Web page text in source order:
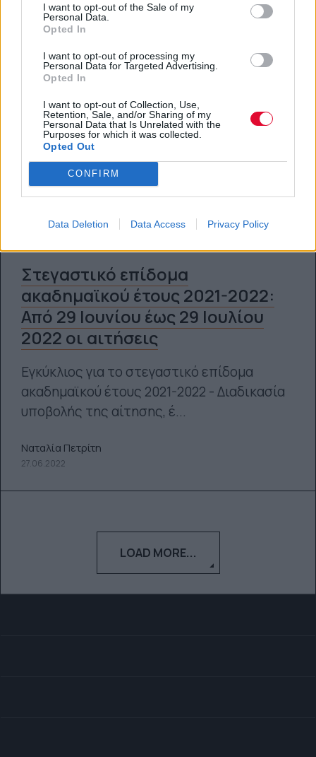
I want to opt-out of the Sale of my
Personal Data.
Opted In
I want to opt-out of processing my
Personal Data for Targeted Advertising.
Opted In
I want to opt-out of Collection, Use,
Retention, Sale, and/or Sharing of my
Personal Data that Is Unrelated with the
Purposes for which it was collected.
Opted Out
CONFIRM
Data Deletion Data Access Privacy Policy
Στεγαστικό επίδομα
ακαδημαϊκού έτους 2021-2022:
Από 29 Ιουνίου έως 29 Ιουλίου
2022 οι αιτήσεις
Εγκύκλιος για το στεγαστικό επίδομα
ακαδημαϊκού έτους 2021-2022 - Διαδικασία
υποβολής της αίτησης, έ...
Ναταλία Πετρίτη
27.06.2022
LOAD MORE...